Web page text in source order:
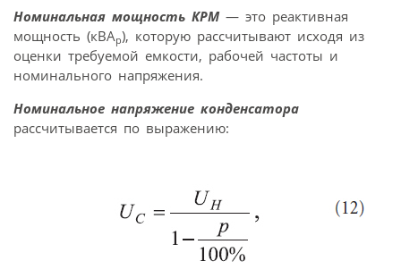
Номинальная мощность КРМ— это реактивная
мощность (кВАр), которую рассчитывают исходя из
оценки требуемой емкости, рабочей частоты и
номинального напряжения.
Номинальное напряжение конденсатора
рассчитывается по выражению: